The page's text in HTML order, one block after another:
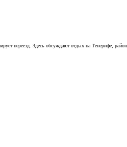
переезд. Здесь обсуждают отдых на Тенерифе,